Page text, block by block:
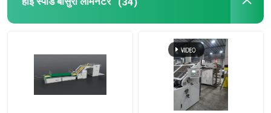
बांसुरी लैमिनेटर मशीन
हाई स्पीड बांसुरी लैमिनेटर
कार्डबोर्ड लैमिनेटिंग मशीन